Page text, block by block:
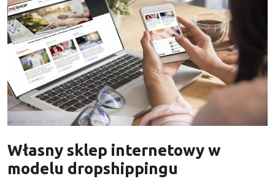
Własny sklep internetowy w
modelu dropshippingu